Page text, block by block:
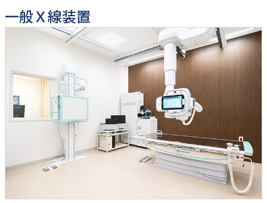
一般Ｘ線装置